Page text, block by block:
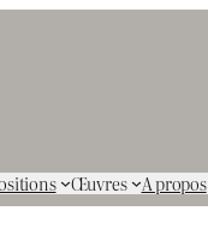
Œuvres A propos